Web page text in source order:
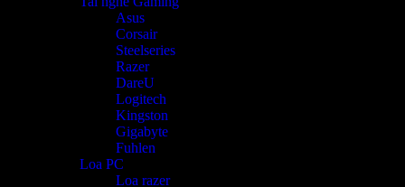
Asus
Corsair
Steelseries
Razer
DareU
Logitech
Kingston
Gigabyte
Fuhlen
Loa PC
Loa razer